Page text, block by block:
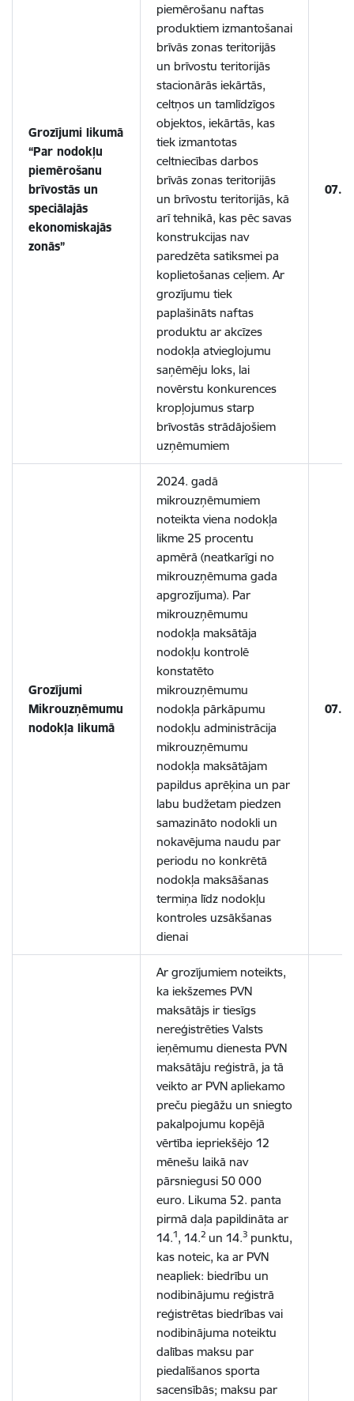
Grozījumi likumā
“Par nodokļu
piemērošanu
brīvostās un
speciālajās
ekonomiskajās
zonās”
piemērošanu naftas
produktiem izmantošanai
brīvās zonas teritorijās
un brīvostu teritorijās
stacionārās iekārtās,
celtņos un tamlīdzīgos
objektos, iekārtās, kas
tiek izmantotas
celtniecības darbos
brīvās zonas teritorijās
un brīvostu teritorijās, kā
arī tehnikā, kas pēc savas
konstrukcijas nav
paredzēta satiksmei pa
koplietošanas ceļiem. Ar
grozījumu tiek
paplašināts naftas
produktu ar akcīzes
nodokļa atvieglojumu
saņēmēju loks, lai
novērstu konkurences
kropļojumus starp
brīvostās strādājošiem
uzņēmumiem
Grozījumi
Mikrouzņēmumu
nodokļa likumā
2024. gadā
mikrouzņēmumiem
noteikta viena nodokļa
likme 25 procentu
apmērā (neatkarīgi no
mikrouzņēmuma gada
apgrozījuma). Par
mikrouzņēmumu
nodokļa maksātāja
nodokļu kontrolē
konstatēto
mikrouzņēmumu
nodokļa pārkāpumu
nodokļu administrācija
mikrouzņēmumu
nodokļa maksātājam
papildus aprēķina un par
labu budžetam piedzen
samazināto nodokli un
nokavējuma naudu par
periodu no konkrētā
nodokļa maksāšanas
termiņa līdz nodokļu
kontroles uzsākšanas
dienai
Ar grozījumiem noteikts,
ka iekšzemes PVN
maksātājs ir tiesīgs
nereģistrēties Valsts
ieņēmumu dienesta PVN
maksātāju reģistrā, ja tā
veikto ar PVN apliekamo
preču piegāžu un sniegto
pakalpojumu kopējā
vērtība iepriekšējo 12
mēnešu laikā nav
pārsniegusi 50 000
euro. Likuma 52. panta
pirmā daļa papildināta ar
14.1, 14.2 un 14.3 punktu,
kas noteic, ka ar PVN
neapliek: biedrību un
nodibinājumu reģistrā
reģistrētas biedrības vai
nodibinājuma noteiktu
dalības maksu par
piedalīšanos sporta
sacensībās; maksu par